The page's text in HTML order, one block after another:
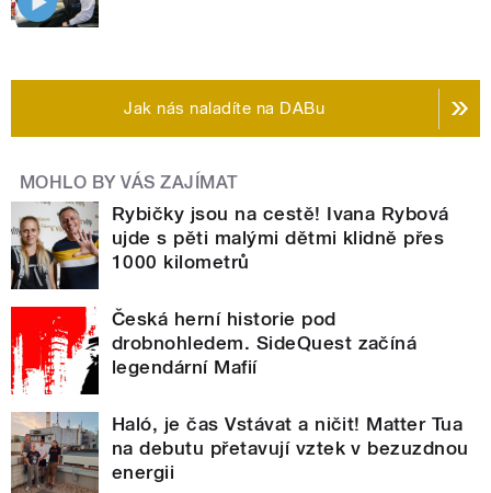
Jak nás naladíte na DABu
MOHLO BY VÁS ZAJÍMAT
Rybičky jsou na cestě! Ivana Rybová
ujde s pěti malými dětmi klidně přes
1000 kilometrů
Česká herní historie pod
drobnohledem. SideQuest začíná
legendární Mafií
Haló, je čas Vstávat a ničit! Matter Tua
na debutu přetavují vztek v bezuzdnou
energii